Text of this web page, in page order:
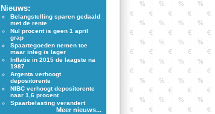
Nieuws:
Belangstelling sparen gedaald
met de rente
Nul procent is geen 1 april
grap
Spaartegoeden nemen toe
maar inleg is lager
Inflatie in 2015 de laagste na
1987
Argenta verhoogt
depositorente
NIBC verhoogt depositorente
naar 1,6 procent
Spaarbelasting verandert
Meer nieuws...